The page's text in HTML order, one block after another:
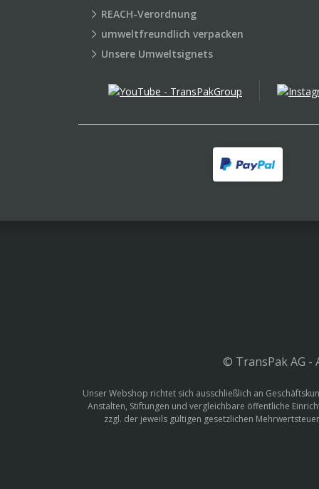
REACH-Verordnung
umweltfreundlich verpacken
Unsere Umweltsignets
© TransPak AG -
Unser Webshop richtet sich ausschließlich an
Anstalten, Stiftungen und vergleichbare öffentliche
zzgl. der jeweils gültigen gesetzlichen